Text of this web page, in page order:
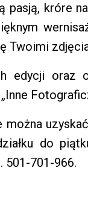
pasją, króre
Twoimi
edycji oraz
można
do
501-701-966.